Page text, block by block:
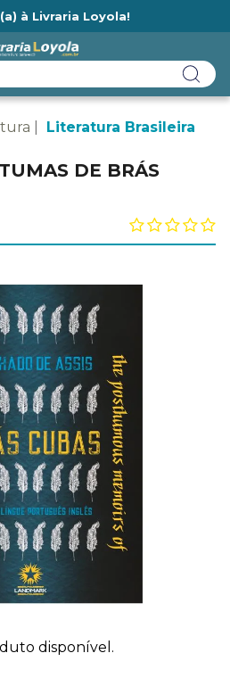
à Livraria Loyola!
Literatura Brasileira
DE BRÁS
disponível.